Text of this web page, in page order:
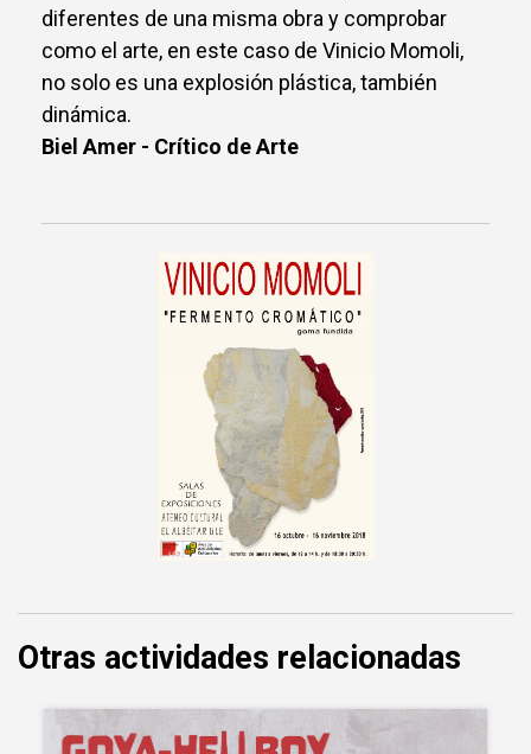
diferentes de una misma obra y comprobar
como el arte, en este caso de Vinicio Momoli,
no solo es una explosión plástica, también
dinámica.
Biel Amer - Crítico de Arte
Otras actividades relacionadas